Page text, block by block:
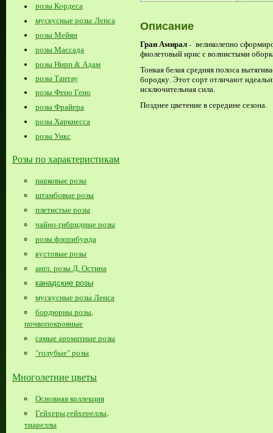
розы Кордеса
мускусные розы Ленса
розы Мейян
розы Массада
розы Нирп & Адам
розы Тантау
розы Фено Гено
розы Фрайера
розы Харкнесса
розы Уикс
Розы по характеристикам
парковые розы
штамбовые розы
плетистые розы
чайно-гибридные розы
розы флорибунда
кустовые розы
англ. розы Д. Остина
канадские розы
мускусные розы Ленса
бордюрны розы,
почвопокровные
самые ароматные розы
"голубые" розы
Многолетние цветы
Основная коллекция
Гейхеры,гейхереллы,
тиареллы
Описание
Гран Амирал- великолепно
фиолетовый ирис с волнистыми
Тонкая белая средняя полоса
бородку. Этот сорт отличают
исключительная сила.
Позднее цветение в середине сезона.